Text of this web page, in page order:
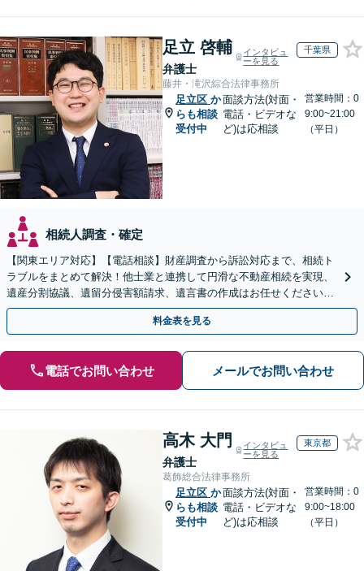
足立 啓輔
弁護士
インタビュ
ーを見る
千葉県
藤井・滝沢綜合法律事務所
足立区 か
らも相談
受付中
面談方法(対面・
電話・ビデオな
ど)は応相談
営業時間：0
9:00~21:00
（平日）
相続人調査・確定
【関東エリア対応】【電話相談】財産調査から訴訟対応まで、相続ト
ラブルをまとめて解決！他士業と連携して円滑な不動産相続を実現、
遺産分割協議、遺留分侵害額請求、遺言書の作成はお任せください。
明確な料金体系【オンライン面談可能】
料金表を見る
電話でお問い合わせ メールでお問い合わせ
高木 大門
弁護士
インタビュ
ーを見る
東京都
葛飾総合法律事務所
足立区 か
らも相談
受付中
面談方法(対面・
電話・ビデオな
ど)は応相談
営業時間：0
9:00~18:00
（平日）